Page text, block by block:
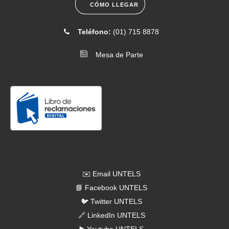
sesión de Asamblea Universitaria 25 de junio
universitario
CÓMO LLEGAR
Teléfono: (01) 715 8878
Mesa de Parte
✉️ Email UNTELS
📘 Facebook UNTELS
🐦 Twitter UNTELS
🔗 LinkedIn UNTELS